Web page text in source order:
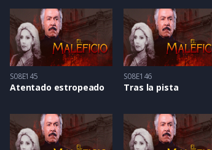
S08E145
Atentado estropeado
S08E146
Tras la pista